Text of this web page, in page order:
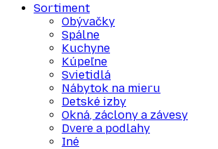
Sortiment
Obývačky
Spálne
Kuchyne
Kúpeľne
Svietidlá
Nábytok na mieru
Detské izby
Okná, záclony a závesy
Dvere a podlahy
Iné